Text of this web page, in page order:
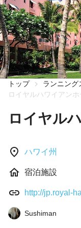
トップ ランニング
ロイヤルハワイアン
ロイヤル
ハワイ州
宿泊施設
http://jp.royal-
Sushiman